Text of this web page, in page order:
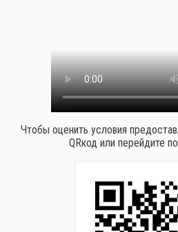
Чтобы оценить условия
QRкод или перейдите